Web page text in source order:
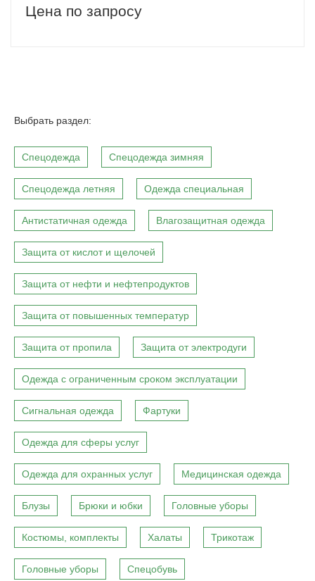
Цена по запросу
Выбрать раздел:
Спецодежда Спецодежда зимняя
Спецодежда летняя Одежда специальная
Антистатичная одежда Влагозащитная одежда
Защита от кислот и щелочей
Защита от нефти и нефтепродуктов
Защита от повышенных температур
Защита от пропила Защита от электродуги
Одежда с ограниченным сроком эксплуатации
Сигнальная одежда Фартуки
Одежда для сферы услуг
Одежда для охранных услуг Медицинская одежда
Блузы Брюки и юбки Головные уборы
Костюмы, комплекты Халаты Трикотаж
Головные уборы Спецобувь